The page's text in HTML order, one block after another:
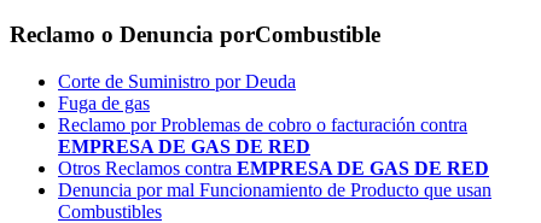
Reclamo o Denuncia porCombustible
Corte de Suministro por Deuda
Fuga de gas
Reclamo por Problemas de cobro o facturación contra
EMPRESA DE GAS DE RED
Otros Reclamos contra EMPRESA DE GAS DE RED
Denuncia por mal Funcionamiento de Producto que usan
Combustibles